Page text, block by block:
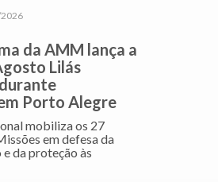
da AMM lança a
Lilás
Porto Alegre
mobiliza os 27
em defesa da
da proteção às